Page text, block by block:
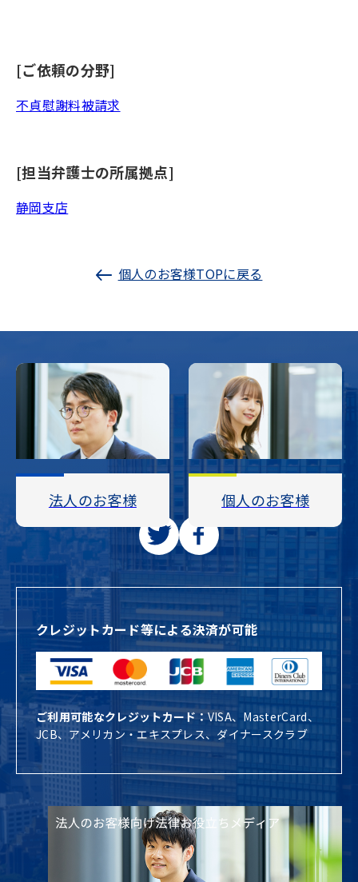
[ご依頼の分野]
不貞慰謝料被請求
[担当弁護士の所属拠点]
静岡支店
個人のお客様TOPに戻る
法人のお客様 個人のお客様
クレジットカード等による決済が可能
ご利用可能なクレジットカード：VISA、MasterCard、
JCB、アメリカン・エキスプレス、ダイナースクラブ